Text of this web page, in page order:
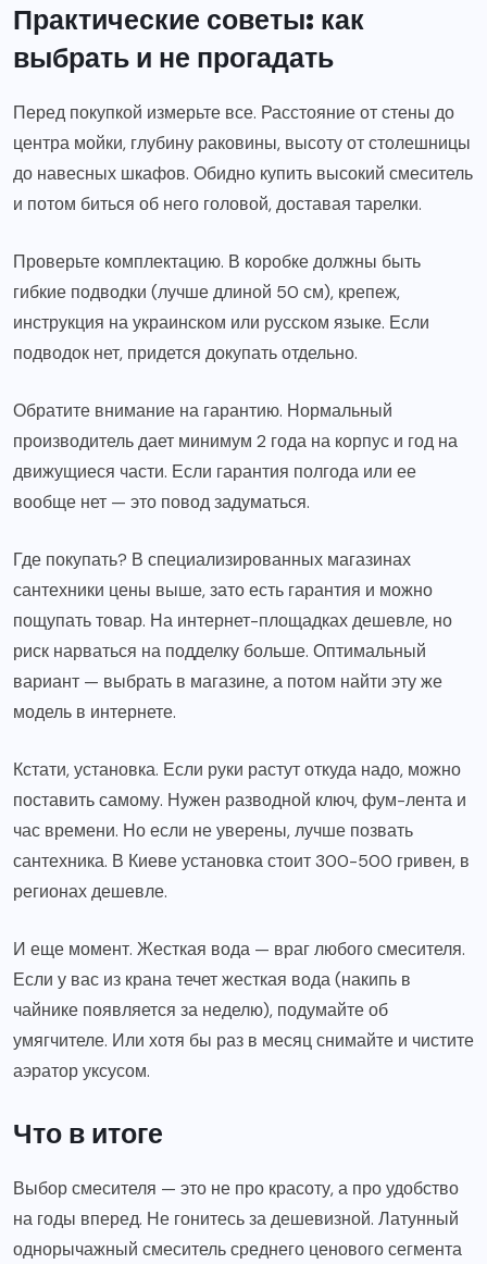
Практические советы: как
выбрать и не прогадать
Перед покупкой измерьте все. Расстояние от стены до
центра мойки, глубину раковины, высоту от столешницы
до навесных шкафов. Обидно купить высокий смеситель
и потом биться об него головой, доставая тарелки.
Проверьте комплектацию. В коробке должны быть
гибкие подводки (лучше длиной 50 см), крепеж,
инструкция на украинском или русском языке. Если
подводок нет, придется докупать отдельно.
Обратите внимание на гарантию. Нормальный
производитель дает минимум 2 года на корпус и год на
движущиеся части. Если гарантия полгода или ее
вообще нет — это повод задуматься.
Где покупать? В специализированных магазинах
сантехники цены выше, зато есть гарантия и можно
пощупать товар. На интернет-площадках дешевле, но
риск нарваться на подделку больше. Оптимальный
вариант — выбрать в магазине, а потом найти эту же
модель в интернете.
Кстати, установка. Если руки растут откуда надо, можно
поставить самому. Нужен разводной ключ, фум-лента и
час времени. Но если не уверены, лучше позвать
сантехника. В Киеве установка стоит 300-500 гривен, в
регионах дешевле.
И еще момент. Жесткая вода — враг любого смесителя.
Если у вас из крана течет жесткая вода (накипь в
чайнике появляется за неделю), подумайте об
умягчителе. Или хотя бы раз в месяц снимайте и чистите
аэратор уксусом.
Что в итоге
Выбор смесителя — это не про красоту, а про удобство
на годы вперед. Не гонитесь за дешевизной. Латунный
однорычажный смеситель среднего ценового сегмента